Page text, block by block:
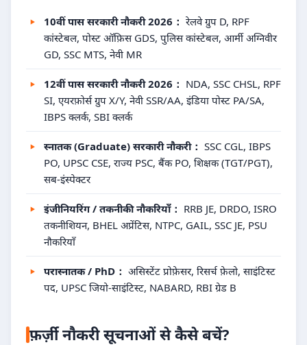
10वीं पास सरकारी नौकरी 2026： रेलवे ग्रुप D, RPF
कांस्टेबल, पोस्ट ऑफ़िस GDS, पुलिस कांस्टेबल, आर्मी अग्निवीर
GD, SSC MTS, नेवी MR
12वीं पास सरकारी नौकरी 2026： NDA, SSC CHSL, RPF
SI, एयरफ़ोर्स ग्रुप X/Y, नेवी SSR/AA, इंडिया पोस्ट PA/SA,
IBPS क्लर्क, SBI क्लर्क
स्नातक (Graduate) सरकारी नौकरी： SSC CGL, IBPS
PO, UPSC CSE, राज्य PSC, बैंक PO, शिक्षक (TGT/PGT),
सब-इंस्पेक्टर
इंजीनियरिंग / तकनीकी नौकरियाँ： RRB JE, DRDO, ISRO
तकनीशियन, BHEL अप्रेंटिस, NTPC, GAIL, SSC JE, PSU
नौकरियाँ
परास्नातक / PhD： असिस्टेंट प्रोफ़ेसर, रिसर्च फ़ेलो, साइंटिस्ट
पद, UPSC जियो-साइंटिस्ट, NABARD, RBI ग्रेड B
फ़र्ज़ी नौकरी सूचनाओं से कैसे बचें?